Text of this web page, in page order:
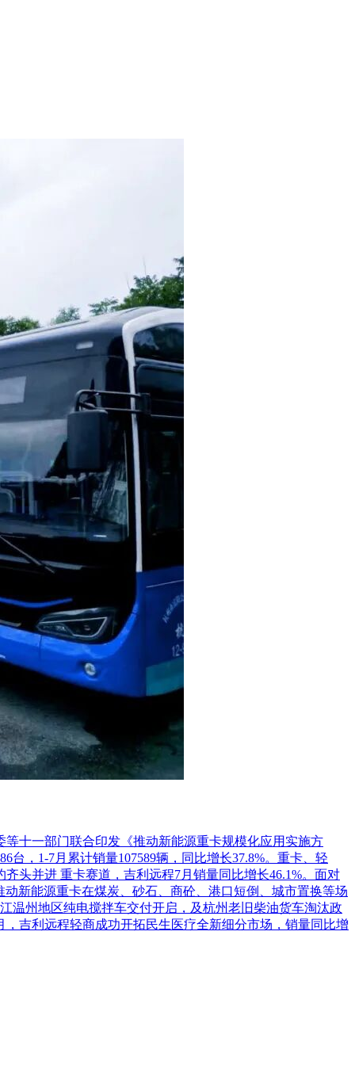
管部门颁发的安全生产考核合格证书;
绩;
备施工安装业绩;
项目中投标。
有)等资料。参与投标的投标人需在重庆市公共资源交易网
主体信息”页面中“市场主体信息登记”“CA 数字证书办理”。
问，提问时间从本公告发布至2024-09-30 09:30:00(北京时间)
书登录重庆市电子招投标系统，将加密的电子投标文件上
十一部门联合印发《推动新能源重卡规模化应用实施方
，1-7月累计销量107589辆，同比增长37.8%。重卡、轻
头并进 重卡赛道，吉利远程7月销量同比增长46.1%。面对
新能源重卡在煤炭、砂石、商砼、港口短倒、城市置换等场
温州地区纯电搅拌车交付开启，及杭州老旧柴油货车淘汰政
吉利远程轻商成功开拓民生医疗全新细分市场，销量同比增